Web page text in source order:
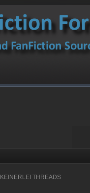
THREADS